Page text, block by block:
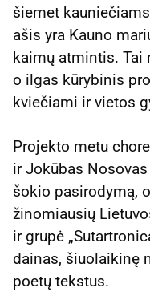
šiemet
ašis yra Kauno
kaimų atmintis. Tai
o ilgas kūrybinis
kviečiami ir vietos
Projekto metu
ir Jokūbas
šokio pasirodymą,
žinomiausių
ir grupė
dainas, šiuolaikinę
poetų tekstus.